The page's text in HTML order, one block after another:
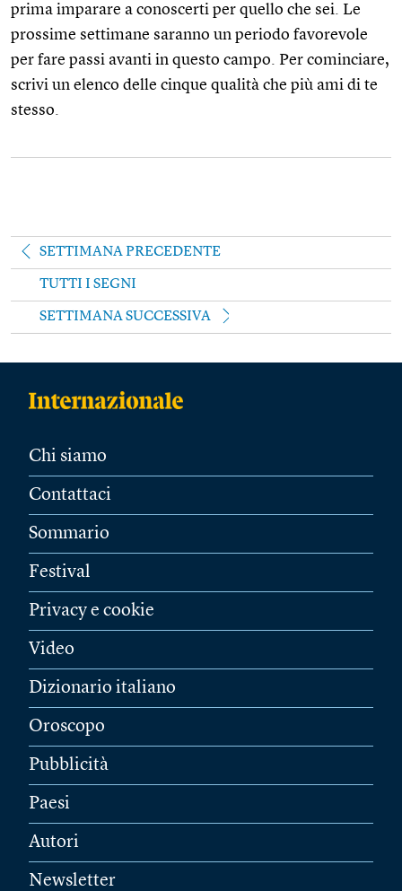
prima imparare a conoscerti per quello che sei. Le
prossime settimane saranno un periodo favorevole
per fare passi avanti in questo campo. Per cominciare,
scrivi un elenco delle cinque qualità che più ami di te
stesso.
SETTIMANA PRECEDENTE
TUTTI I SEGNI
SETTIMANA SUCCESSIVA
Chi siamo
Contattaci
Sommario
Festival
Privacy e cookie
Video
Dizionario italiano
Oroscopo
Pubblicità
Paesi
Autori
Newsletter